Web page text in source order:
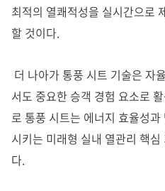
최적의 열쾌적성을 실시간으로
할 것이다.
더 나아가 통풍 시트 기술은 자
서도 중요한 승객 경험 요소로
로 통풍 시트는 에너지 효율성
시키는 미래형 실내 열관리 핵
다.